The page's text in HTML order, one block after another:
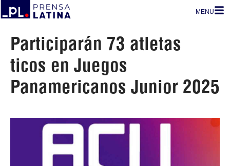
MENU
Participarán 73 atletas
ticos en Juegos
Panamericanos Junior 2025